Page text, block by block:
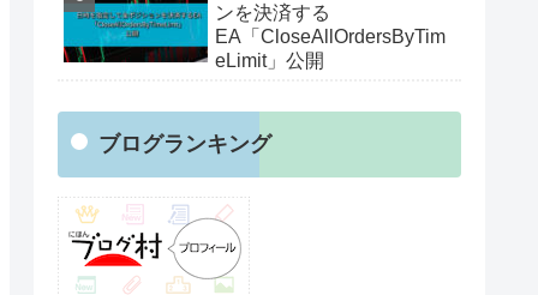
ンを決済する
EA「CloseAllOrdersByTim
eLimit」公開
ブログランキング